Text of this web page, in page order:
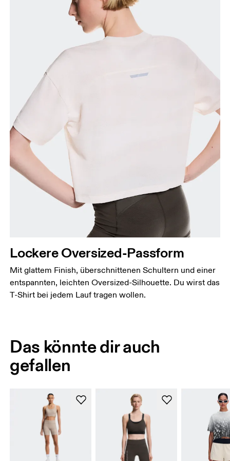
Lockere Oversized-Passform
Mit glattem Finish, überschnittenen Schultern und einer
entspannten, leichten Oversized-Silhouette. Du wirst das
T-Shirt bei jedem Lauf tragen wollen.
Das könnte dir auch
gefallen